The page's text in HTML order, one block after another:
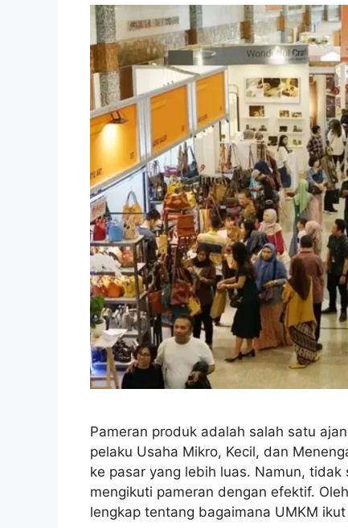
Pameran produk adalah salah satu
pelaku Usaha Mikro, Kecil, dan
ke pasar yang lebih luas. Namun,
mengikuti pameran dengan efektif.
lengkap tentang bagaimana UMKM